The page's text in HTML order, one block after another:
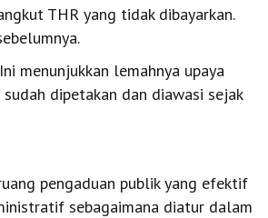
THR yang tidak dibayarkan.
menunjukkan lemahnya upaya
dipetakan dan diawasi sejak
pengaduan publik yang efektif
sebagaimana diatur dalam